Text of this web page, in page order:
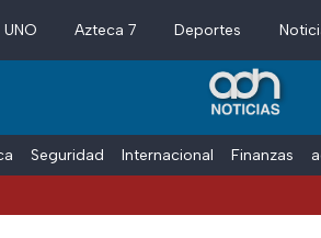
Azteca 7 Deportes
Seguridad Internacional Finanzas